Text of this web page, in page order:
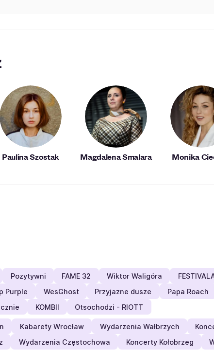
Paulina Szostak Magdalena Smalara Monika
Pozytywni FAME 32 Wiktor Waligóra
Purple WesGhost Przyjazne dusze Papa Roach
KOMBII Otsochodzi - RIOTT
Kabarety Wrocław Wydarzenia Wałbrzych
Wydarzenia Częstochowa Koncerty Kołobrzeg